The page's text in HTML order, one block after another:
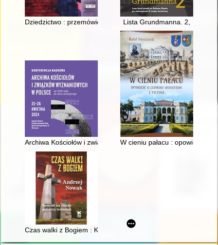
Dziedzictwo : przemówienia Ocalałych z Auschwitz = Das
Lista Grundmanna. 2,
Archiwa Kościołów i związków wyznaniowych w Polsce :
W cieniu pałacu : opowieść o
Czas walki z Bogiem : Kościół na straży polskiej wolności